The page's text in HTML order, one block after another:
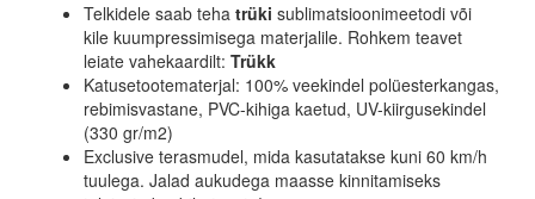
Telkidele saab teha trüki sublimatsioonimeetodi või
kile kuumpressimisega materjalile. Rohkem teavet
leiate vahekaardilt: Trükk
Katusetootematerjal: 100% veekindel polüesterkangas,
rebimisvastane, PVC-kihiga kaetud, UV-kiirgusekindel
(330 gr/m2)
Exclusive terasmudel, mida kasutatakse kuni 60 km/h
tuulega. Jalad aukudega maasse kinnitamiseks